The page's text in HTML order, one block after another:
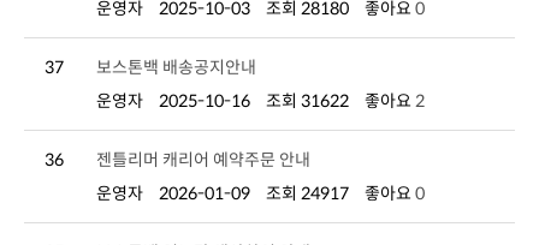
운영자
2025-10-03 조회 28180 좋아요 0
37
보스톤백 배송공지안내
운영자
2025-10-16 조회 31622 좋아요 2
36
젠틀리머 캐리어 예약주문 안내
운영자
2026-01-09 조회 24917 좋아요 0